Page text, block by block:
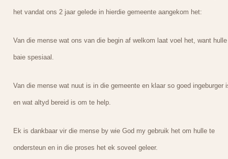
het vandat ons 2 jaar gelede in hierdie gemeente aangekom het:
Van die mense wat ons van die begin af welkom laat voel het, want
baie spesiaal.
Van die mense wat nuut is in die gemeente en klaar so goed ingeburger
en wat altyd bereid is om te help.
Ek is dankbaar vir die mense by wie God my gebruik het om hulle te
ondersteun en in die proses het ek soveel geleer.